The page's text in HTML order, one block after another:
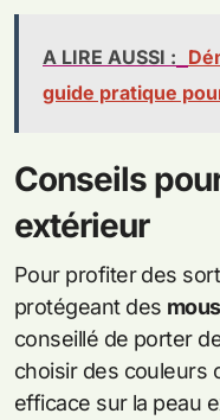
A LIRE AUSSI :
guide pratique
Conseils
extérieur
Pour profiter des
protégeant des
conseillé de porter
choisir des couleurs
efficace sur la peau